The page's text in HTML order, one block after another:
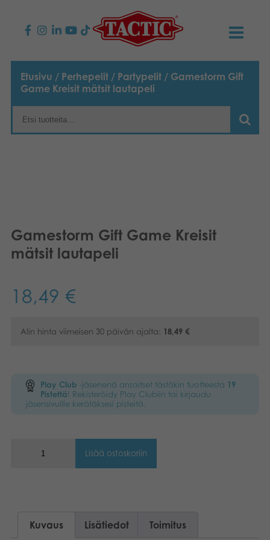
KAUPPA
Lasten pelit
Lelut
TACTIC
Medialle
OSTOSKORI
OMA TILI
Etusivu / Perhepelit / Partypelit / Gamestorm Gift
Game Kreisit mätsit lautapeli
Gamestorm Gift Game Kreisit
mätsit lautapeli
18,49 €
Alin hinta viimeisen 30 päivän ajalta: 18,49 €
Play Club -jäsenenä ansaitset tästäkin tuotteesta 19
Pistettä! Rekisteröidy Play Clubiin tai kirjaudu
jäsensivuille kerätäksesi pisteitä.
Lisää ostoskoriin
Kuvaus Lisätiedot Toimitus